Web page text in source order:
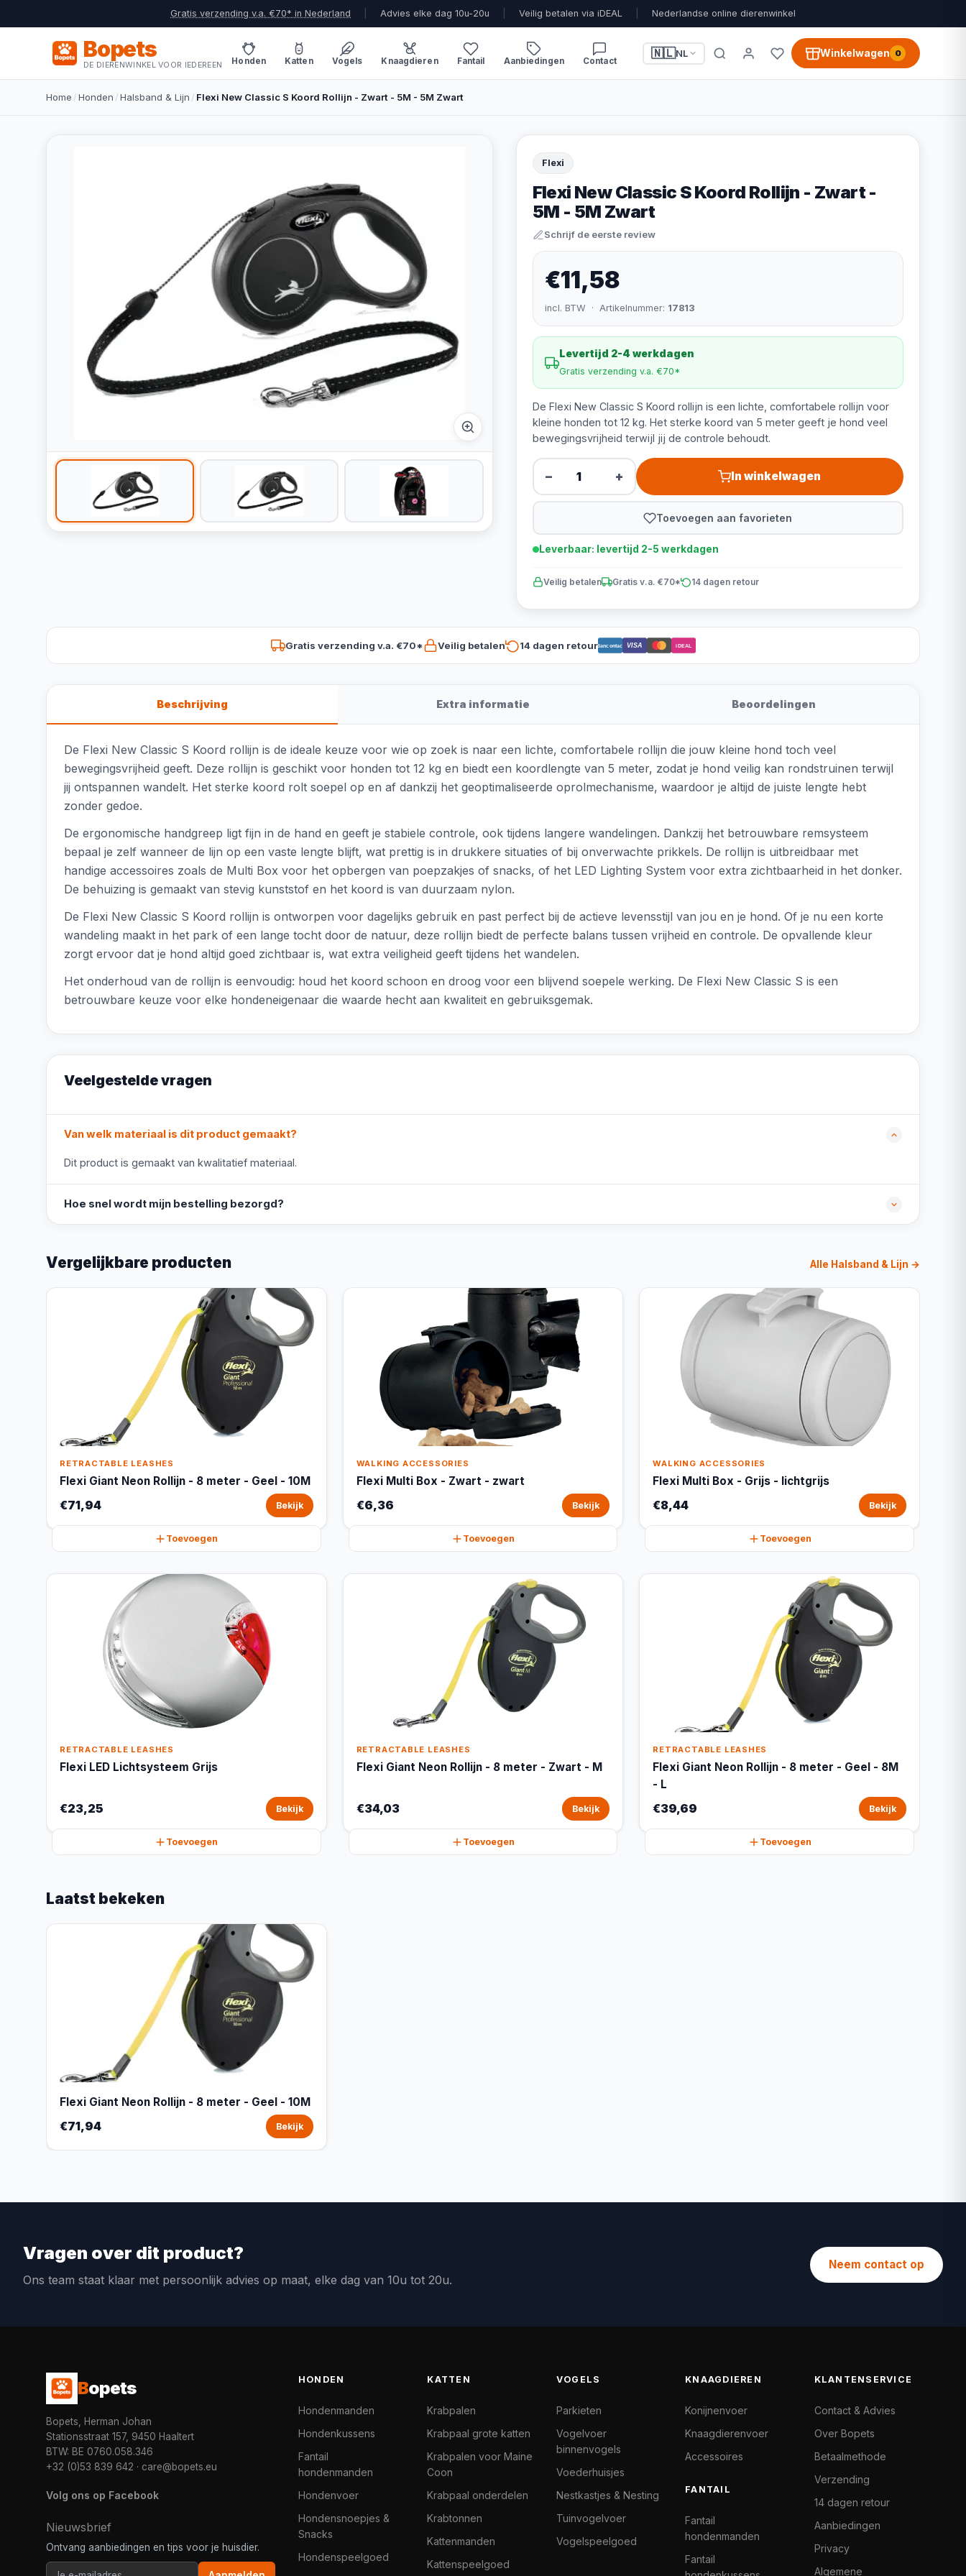
Gratis verzending v.a. €70* in Nederland Advies elke dag 10u-20u Veilig betalen via iDEAL Nederlandse online dierenwinkel
Bopets
DE DIERENWINKEL VOOR IEDEREEN Honden Katten Vogels Knaagdieren Fantail Aanbiedingen Contact
🇳🇱NL Winkelwagen 0
Home /Honden /Halsband & Lijn / Flexi New Classic S Koord Rollijn - Zwart - 5M - 5M Zwart
Flexi
Flexi New Classic S Koord Rollijn - Zwart -
5M - 5M Zwart
Schrijf de eerste review
€11,58
incl. BTW · Artikelnummer: 17813
Levertijd 2-4 werkdagen
Gratis verzending v.a. €70*
De Flexi New Classic S Koord rollijn is een lichte, comfortabele rollijn voor
kleine honden tot 12 kg. Het sterke koord van 5 meter geeft je hond veel
bewegingsvrijheid terwijl jij de controle behoudt.
− + In winkelwagen
Toevoegen aan favorieten
Leverbaar: levertijd 2-5 werkdagen
Veilig betalen Gratis v.a. €70* 14 dagen retour
Gratis verzending v.a. €70* Veilig betalen 14 dagen retourBancontact VISA iDEAL
Beschrijving Extra informatie Beoordelingen
De Flexi New Classic S Koord rollijn is de ideale keuze voor wie op zoek is naar een lichte, comfortabele rollijn die jouw kleine hond toch veel
bewegingsvrijheid geeft. Deze rollijn is geschikt voor honden tot 12 kg en biedt een koordlengte van 5 meter, zodat je hond veilig kan rondstruinen terwijl
jij ontspannen wandelt. Het sterke koord rolt soepel op en af dankzij het geoptimaliseerde oprolmechanisme, waardoor je altijd de juiste lengte hebt
zonder gedoe.
De ergonomische handgreep ligt fijn in de hand en geeft je stabiele controle, ook tijdens langere wandelingen. Dankzij het betrouwbare remsysteem
bepaal je zelf wanneer de lijn op een vaste lengte blijft, wat prettig is in drukkere situaties of bij onverwachte prikkels. De rollijn is uitbreidbaar met
handige accessoires zoals de Multi Box voor het opbergen van poepzakjes of snacks, of het LED Lighting System voor extra zichtbaarheid in het donker.
De behuizing is gemaakt van stevig kunststof en het koord is van duurzaam nylon.
De Flexi New Classic S Koord rollijn is ontworpen voor dagelijks gebruik en past perfect bij de actieve levensstijl van jou en je hond. Of je nu een korte
wandeling maakt in het park of een lange tocht door de natuur, deze rollijn biedt de perfecte balans tussen vrijheid en controle. De opvallende kleur
zorgt ervoor dat je hond altijd goed zichtbaar is, wat extra veiligheid geeft tijdens het wandelen.
Het onderhoud van de rollijn is eenvoudig: houd het koord schoon en droog voor een blijvend soepele werking. De Flexi New Classic S is een
betrouwbare keuze voor elke hondeneigenaar die waarde hecht aan kwaliteit en gebruiksgemak.
Veelgestelde vragen
Van welk materiaal is dit product gemaakt?
Dit product is gemaakt van kwalitatief materiaal.
Hoe snel wordt mijn bestelling bezorgd?
Vergelijkbare producten Alle Halsband & Lijn →
RETRACTABLE LEASHES
Flexi Giant Neon Rollijn - 8 meter - Geel - 10M
€71,94 Bekijk
Toevoegen
WALKING ACCESSORIES
Flexi Multi Box - Zwart - zwart
€6,36 Bekijk
Toevoegen
WALKING ACCESSORIES
Flexi Multi Box - Grijs - lichtgrijs
€8,44 Bekijk
Toevoegen
RETRACTABLE LEASHES
Flexi LED Lichtsysteem Grijs
€23,25 Bekijk
Toevoegen
RETRACTABLE LEASHES
Flexi Giant Neon Rollijn - 8 meter - Zwart - M
€34,03 Bekijk
Toevoegen
RETRACTABLE LEASHES
Flexi Giant Neon Rollijn - 8 meter - Geel - 8M
- L
€39,69 Bekijk
Toevoegen
Laatst bekeken
Flexi Giant Neon Rollijn - 8 meter - Geel - 10M
€71,94 Bekijk
Vragen over dit product?
Ons team staat klaar met persoonlijk advies op maat, elke dag van 10u tot 20u.
Neem contact op
Bopets
Bopets, Herman Johan
Stationsstraat 157, 9450 Haaltert
BTW: BE 0760.058.346
+32 (0)53 839 642 · care@bopets.eu
Volg ons op Facebook
Nieuwsbrief
Ontvang aanbiedingen en tips voor je huisdier.
HONDEN
Hondenmanden
Hondenkussens
Fantail
hondenmanden
Hondenvoer
Hondensnoepjes &
Snacks
Hondenspeelgoed
KATTEN
Krabpalen
Krabpaal grote katten
Krabpalen voor Maine
Coon
Krabpaal onderdelen
Krabtonnen
Kattenmanden
Kattenspeelgoed
VOGELS
Parkieten
Vogelvoer
binnenvogels
Voederhuisjes
Nestkastjes & Nesting
Tuinvogelvoer
Vogelspeelgoed
KNAAGDIEREN
Konijnenvoer
Knaagdierenvoer
Accessoires
FANTAIL
Fantail
hondenmanden
Fantail
KLANTENSERVICE
Contact & Advies
Over Bopets
Betaalmethode
Verzending
14 dagen retour
Aanbiedingen
Privacy
Algemene